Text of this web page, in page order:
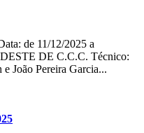
de 11/12/2025 a
DE C.C.C. Técnico:
João Pereira Garcia...